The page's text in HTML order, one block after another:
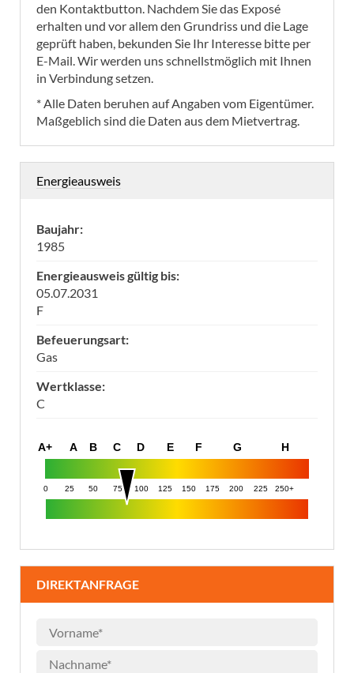
den Kontaktbutton. Nachdem Sie das Exposé
erhalten und vor allem den Grundriss und die Lage
geprüft haben, bekunden Sie Ihr Interesse bitte per
E-Mail. Wir werden uns schnellstmöglich mit Ihnen
in Verbindung setzen.
* Alle Daten beruhen auf Angaben vom Eigentümer.
Maßgeblich sind die Daten aus dem Mietvertrag.
Energieausweis
Baujahr:
1985
Energieausweis gültig bis:
05.07.2031
F
Befeuerungsart:
Gas
Wertklasse:
C
A+ A B C D E F G H
0 25 50 75 100 125 150 175 200 225 250+
DIREKTANFRAGE